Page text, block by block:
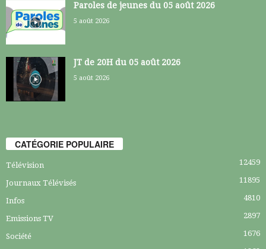
Paroles de jeunes du 05 août 2026
5 août 2026
JT de 20H du 05 août 2026
5 août 2026
CATÉGORIE POPULAIRE
Télévision 12459
Journaux Télévisés 11895
Infos 4810
Emissions TV 2897
Société
1676